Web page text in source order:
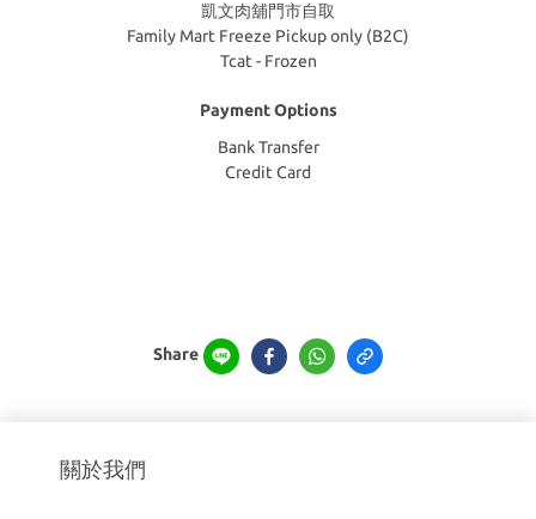
凱文肉舖門市自取
Family Mart Freeze Pickup only (B2C)
Tcat - Frozen
Payment Options
Bank Transfer
Credit Card
Share
關於我們